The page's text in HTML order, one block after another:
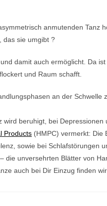
anmutenden Tanz
das sie umgibt ?
damit auch ermöglicht. Da ist
und Raum schafft.
an der Schwelle
beruhigt, bei Depressionen
Products (HMPC) vermerkt: Die
sowie bei Schlafstörungen
die unversehrten Blätter von
auch bei Dir Einzug finden